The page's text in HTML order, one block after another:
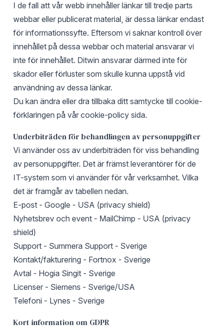
I de fall att vår webb innehåller länkar till tredje parts
webbar eller publicerat material, är dessa länkar endast
för informationssyfte. Eftersom vi saknar kontroll över
innehållet på dessa webbar och material ansvarar vi
inte för innehållet. Ditwin ansvarar därmed inte för
skador eller förluster som skulle kunna uppstå vid
användning av dessa länkar.
Du kan ändra eller dra tillbaka ditt samtycke till cookie-
förklaringen på vår cookie-policy sida.
Underbiträden för behandlingen av personuppgifter
Vi använder oss av underbiträden för viss behandling
av personuppgifter. Det är främst leverantörer för de
IT-system som vi använder för vår verksamhet. Vilka
det är framgår av tabellen nedan.
E-post - Google - USA (privacy shield)
Nyhetsbrev och event - MailChimp - USA (privacy
shield)
Support - Summera Support - Sverige
Kontakt/fakturering - Fortnox - Sverige
Avtal - Hogia Singit - Sverige
Licenser - Siemens - Sverige/USA
Telefoni - Lynes - Sverige
Kort information om GDPR